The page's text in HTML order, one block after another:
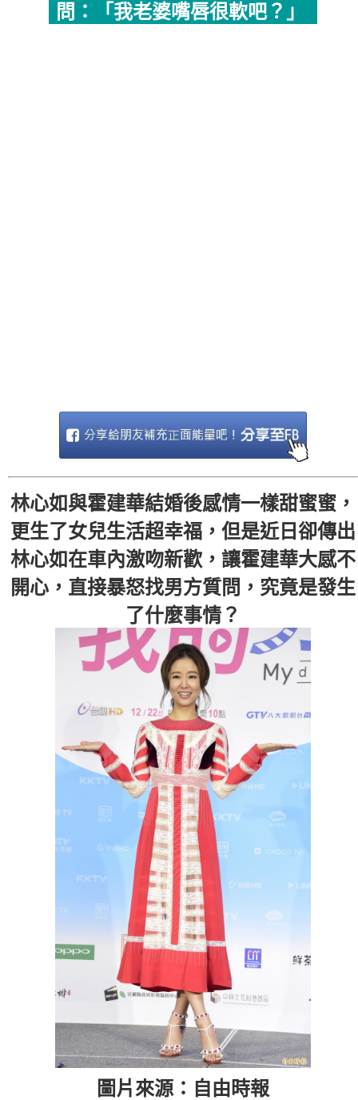
問：「我老婆嘴唇很軟吧？」
林心如與霍建華結婚後感情一樣甜蜜蜜，
更生了女兒生活超幸福，但是近日卻傳出
林心如在車內激吻新歡，讓霍建華大感不
開心，直接暴怒找男方質問，究竟是發生
了什麼事情？
圖片來源：自由時報